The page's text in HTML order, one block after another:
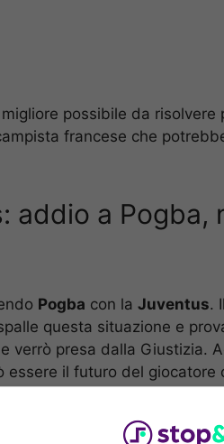
possibile da risolvere
francese che
addio a Pogba,
Pogba con la Juventus.
questa situazione e
verrò presa dalla Giustizia.
il futuro del giocatore